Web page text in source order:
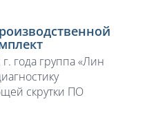
года группа «Лин
скрутки ПО